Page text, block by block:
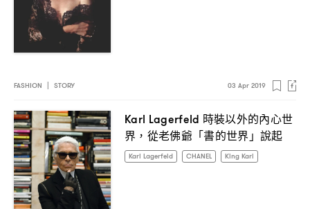
FASHION STORY 03 Apr 2019
Karl Lagerfeld 時裝以外的內心世
界 ， 從老佛爺「書的世界」說起
Karl Lagerfeld CHANEL King Karl